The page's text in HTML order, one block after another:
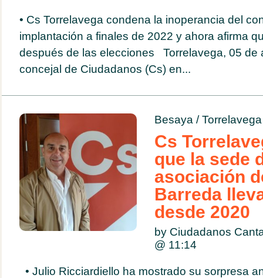
• Cs Torrelavega condena la inoperancia del
implantación a finales de 2022 y ahora afirma
después de las elecciones Torrelavega, 05 de
concejal de Ciudadanos (Cs) en...
Besaya /Torrelavega
Cs
que la sede
asociación
Barreda
desde 2020
by Ciudadanos
@ 11:14
• Julio Ricciardiello ha mostrado su sorpresa